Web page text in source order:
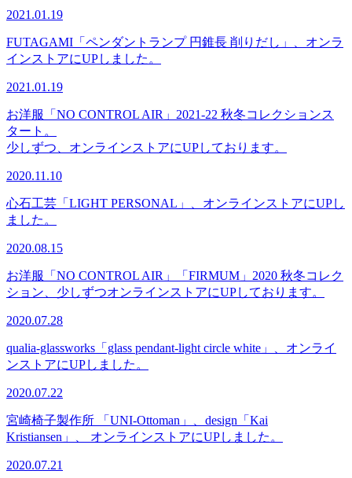
2021.01.19
FUTAGAMI「ペンダントランプ 円錐長 削りだし」、オンラ
インストアにUPしました。
2021.01.19
お洋服「NO CONTROL AIR」2021-22 秋冬コレクションス
タート。
少しずつ、オンラインストアにUPしております。
2020.11.10
心石工芸「LIGHT PERSONAL」、オンラインストアにUPし
ました。
2020.08.15
お洋服「NO CONTROL AIR」「FIRMUM」2020 秋冬コレク
ション、少しずつオンラインストアにUPしております。
2020.07.28
qualia-glassworks「glass pendant-light circle white」、オンライ
ンストアにUPしました。
2020.07.22
宮崎椅子製作所 「UNI-Ottoman」、design「Kai
Kristiansen」、 オンラインストアにUPしました。
2020.07.21